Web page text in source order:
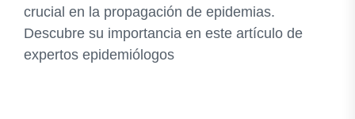
crucial en la propagación de epidemias.
Descubre su importancia en este artículo de
expertos epidemiólogos